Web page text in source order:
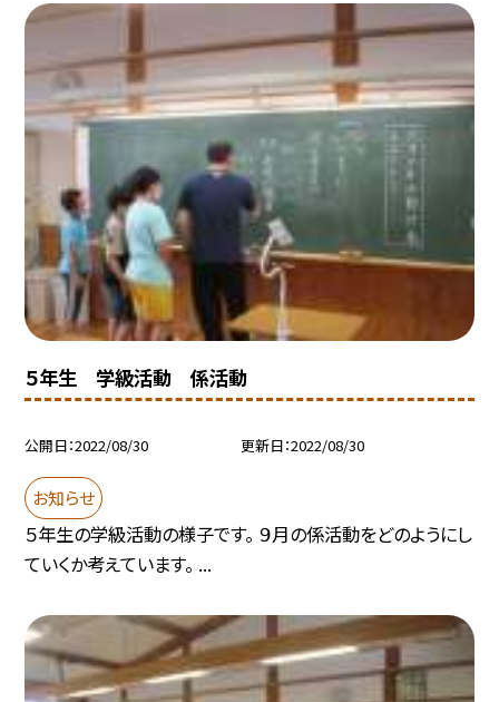
５年生 学級活動 係活動
公開日 2022/08/30 更新日 2022/08/30
お知らせ
５年生の学級活動の様子です。 ９月の係活動をどのようにし
ていくか考えています。 ...